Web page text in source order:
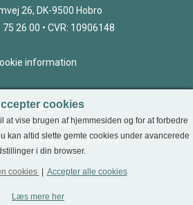
26, DK-9500 Hobro
26 00 • CVR: 10906148
information
Norge AS
213, 1433 Ås
68 33 • ORG: 922733147
cookies
at vise brugen af hjemmesiden og for at forbedre
kan altid slette gemte cookies under avancerede
i din browser.
cookies Accepter alle cookies
Læs mere her